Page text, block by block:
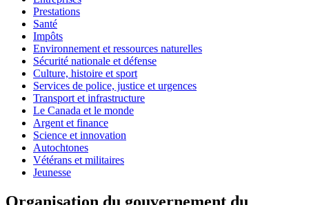
Prestations
Santé
Impôts
Environnement et ressources naturelles
Sécurité nationale et défense
Culture, histoire et sport
Services de police, justice et urgences
Transport et infrastructure
Le Canada et le monde
Argent et finance
Science et innovation
Autochtones
Vétérans et militaires
Jeunesse